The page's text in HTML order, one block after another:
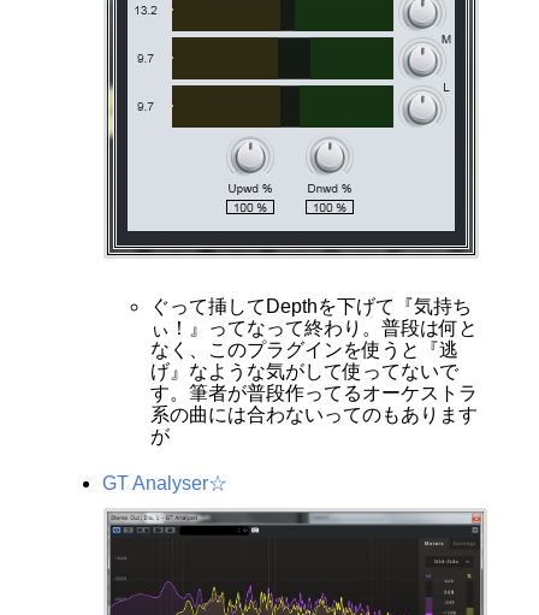
ぐって挿してDepthを下げて『気持ち
ぃ！』ってなって終わり。普段は何と
なく、このプラグインを使うと『逃
げ』なような気がして使ってないで
す。筆者が普段作ってるオーケストラ
系の曲には合わないってのもあります
が
GT Analyser☆